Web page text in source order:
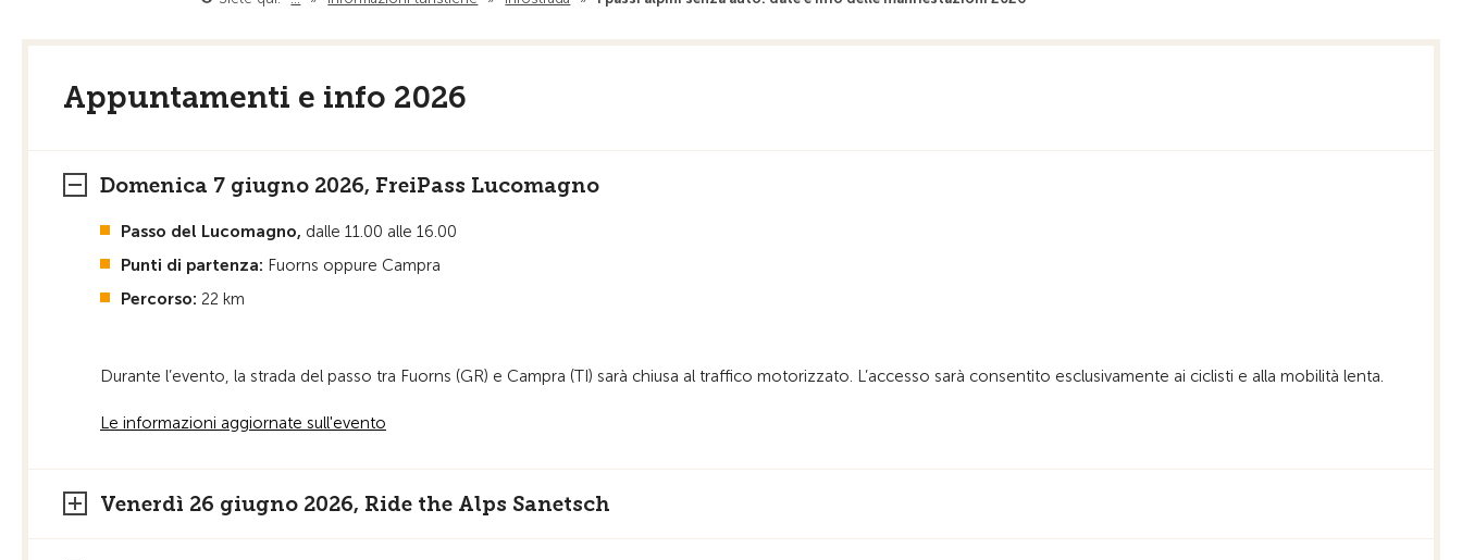
Appuntamenti e info 2026
Domenica 7 giugno 2026, FreiPass Lucomagno
Passo del Lucomagno, dalle 11.00 alle 16.00
Punti di partenza: Fuorns oppure Campra
Percorso: 22 km
Durante l’evento, la strada del passo tra Fuorns (GR) e Campra (TI) sarà chiusa al traffico motorizzato. L’accesso sarà consentito esclusivamente ai ciclisti e alla mobilità lenta.
Le informazioni aggiornate sull'evento
Venerdì 26 giugno 2026, Ride the Alps Sanetsch